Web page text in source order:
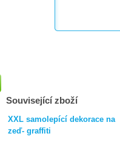
Související zboží
XXL samolepící dekorace na
zeď- graffiti